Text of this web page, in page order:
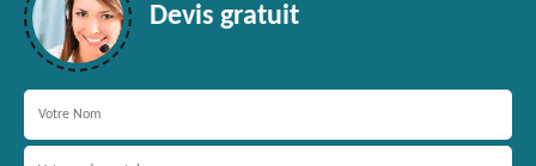
Devis gratuit